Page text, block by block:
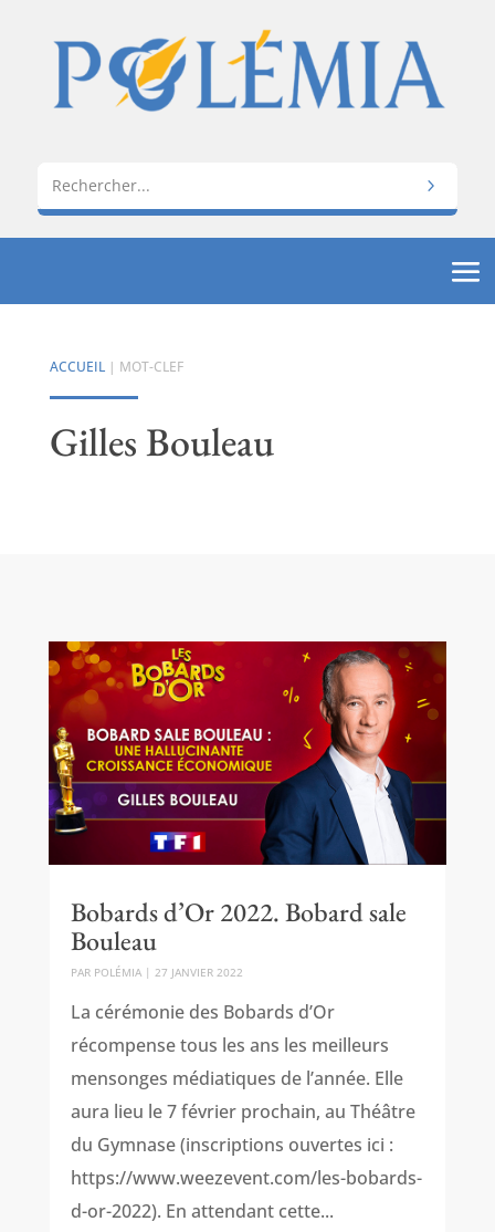
ACCUEIL| MOT-CLEF
Gilles Bouleau
Bobards d’Or 2022. Bobard sale
Bouleau
PAR POLÉMIA| 27 JANVIER 2022
La cérémonie des Bobards d’Or
récompense tous les ans les meilleurs
mensonges médiatiques de l’année. Elle
aura lieu le 7 février prochain, au Théâtre
du Gymnase (inscriptions ouvertes ici :
https://www.weezevent.com/les-bobards-
d-or-2022). En attendant cette...